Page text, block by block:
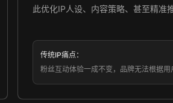
此优化IP人设、内容策略、甚至精准推
传统IP痛点：
粉丝互动体验一成不变，品牌无法根据用